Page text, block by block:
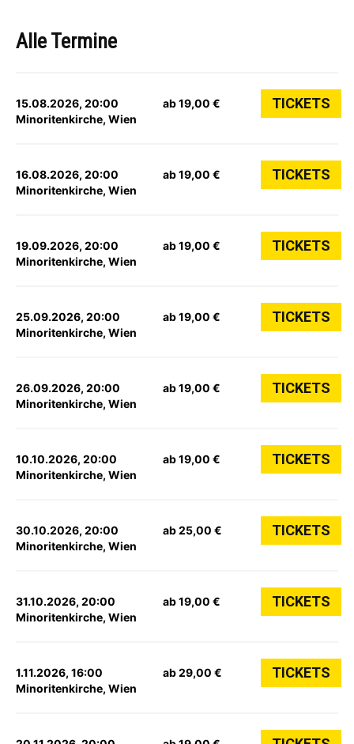
Alle Termine
15.08.2026, 20:00
Minoritenkirche, Wien
ab 19,00 € TICKETS
16.08.2026, 20:00
Minoritenkirche, Wien
ab 19,00 € TICKETS
19.09.2026, 20:00
Minoritenkirche, Wien
ab 19,00 € TICKETS
25.09.2026, 20:00
Minoritenkirche, Wien
ab 19,00 € TICKETS
26.09.2026, 20:00
Minoritenkirche, Wien
ab 19,00 € TICKETS
10.10.2026, 20:00
Minoritenkirche, Wien
ab 19,00 € TICKETS
30.10.2026, 20:00
Minoritenkirche, Wien
ab 25,00 € TICKETS
31.10.2026, 20:00
Minoritenkirche, Wien
ab 19,00 € TICKETS
1.11.2026, 16:00
Minoritenkirche, Wien
ab 29,00 € TICKETS